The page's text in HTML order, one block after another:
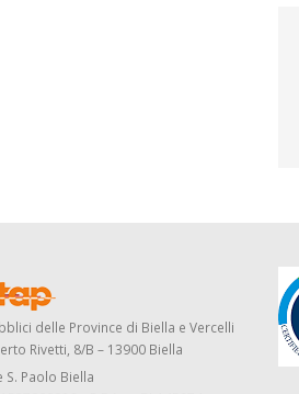
delle Province di Biella e Vercelli
Rivetti, 8/B – 13900 Biella
S. Paolo Biella